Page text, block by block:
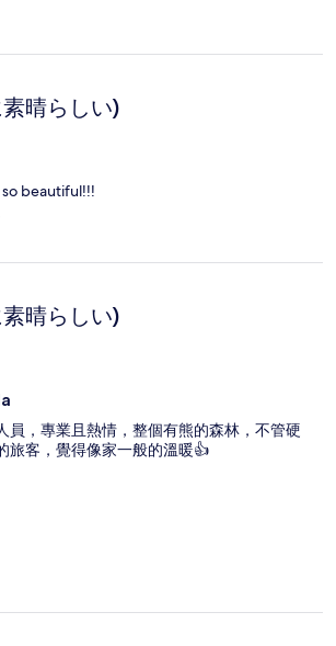
晴らしい)
beautiful!!!
晴らしい)
員，專業且熱情，整個有熊的森林，不管硬
旅客，覺得像家一般的溫暖👍